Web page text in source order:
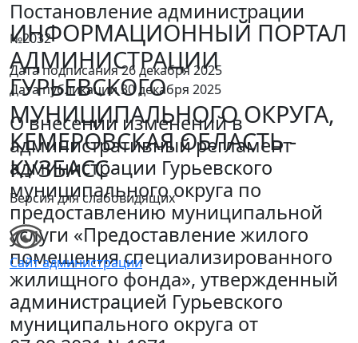
ИНФОРМАЦИОННЫЙ ПОРТАЛ
АДМИНИСТРАЦИИ
ГУРЬЕВСКОГО
МУНИЦИПАЛЬНОГО ОКРУГА,
КЕМЕРОВСКАЯ ОБЛАСТЬ -
КУЗБАСС
Версия для слабовидящих
Сайт администрации
Постановление администрации
№2032
Дата подписания 26 декабря 2025
Дата публикации 30 декабря 2025
О внесении изменений в
административный регламент
администрации Гурьевского
муниципального округа по
предоставлению муниципальной
услуги «Предоставление жилого
помещения специализированного
жилищного фонда», утвержденный
администрацией Гурьевского
муниципального округа от